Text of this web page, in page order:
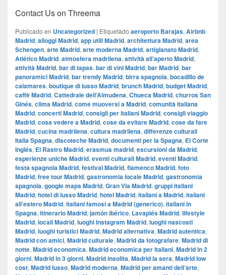
Contact Us on Threema
Publicado en Uncategorized | Etiquetado aeroporto Barajas, Airbnb
Madrid, alloggi Madrid, app utili Madrid, architettura Madrid, area
Schengen, arte Madrid, arte moderna Madrid, artigianato Madrid,
Atlético Madrid, atmosfera madrilena, attività all’aperto Madrid,
attività Madrid, bar di tapas, bar di vini Madrid, bar Madrid, bar
panoramici Madrid, bar trendy Madrid, birra spagnola, bocadillo de
calamares, boutique di lusso Madrid, brunch Madrid, budget Madrid,
caffè Madrid, Cattedrale dell’Almudena, Chueca Madrid, churros San
Ginés, clima Madrid, come muoversi a Madrid, comunità italiana
Madrid, concerti Madrid, consigli per italiani Madrid, consigli viaggio
Madrid, cosa vedere a Madrid, cose da evitare Madrid, cose da fare
Madrid, cucina madrilena, cultura madrilena, differenze culturali
Italia Spagna, discoteche Madrid, documenti per la Spagna, El Corte
Inglés, El Rastro Madrid, erasmus madrid, escursioni da Madrid,
esperienze uniche Madrid, eventi culturali Madrid, eventi Madrid,
festa spagnola Madrid, festival Madrid, flamenco Madrid, foto
Madrid, free tour Madrid, gastronomia locale Madrid, gastronomia
spagnola, google maps Madrid, ​​Gran Via Madrid, gruppi italiani
Madrid, hotel di lusso Madrid, hotel Madrid, italiani a Madrid, italiani
all’estero Madrid, italiani famosi a Madrid (generico), italiani in
Spagna, itinerario Madrid, jamón ibérico, Lavapiés Madrid, lifestyle
Madrid, locali Madrid, luoghi Instagram Madrid, luoghi nascosti
Madrid, luoghi turistici Madrid, Madrid alternativa, Madrid autentica,
Madrid con amici, Madrid culturale, Madrid da fotografare, Madrid di
notte, Madrid economica, Madrid economica per italiani, Madrid in 2
giorni, Madrid in 3 giorni, Madrid insolita, Madrid la sera, Madrid low
cost, Madrid lusso, Madrid moderna, Madrid per amanti dell’arte,